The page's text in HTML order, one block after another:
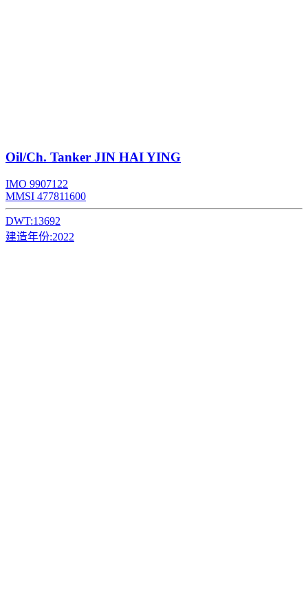
Oil/Ch. Tanker JIN HAI YING
IMO 9907122
MMSI 477811600
DWT:13692
建造年份:2022